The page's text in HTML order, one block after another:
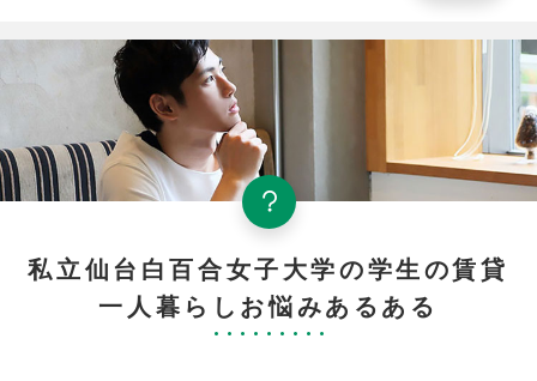
私立仙台白百合女子大学の学生の賃貸
一人暮らしお悩みあるある